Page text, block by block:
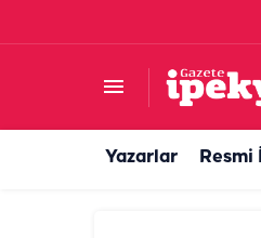
Yazarlar Resmi